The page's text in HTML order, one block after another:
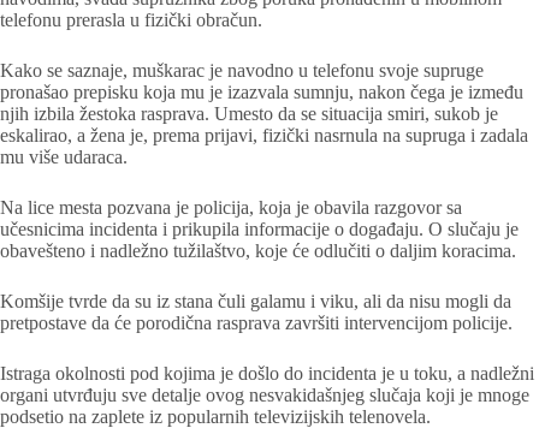
telefonu prerasla u fizički obračun.
Kako se saznaje, muškarac je navodno u telefonu svoje supruge
pronašao prepisku koja mu je izazvala sumnju, nakon čega je između
njih izbila žestoka rasprava. Umesto da se situacija smiri, sukob je
eskalirao, a žena je, prema prijavi, fizički nasrnula na supruga i zadala
mu više udaraca.
Na lice mesta pozvana je policija, koja je obavila razgovor sa
učesnicima incidenta i prikupila informacije o događaju. O slučaju je
obavešteno i nadležno tužilaštvo, koje će odlučiti o daljim koracima.
Komšije tvrde da su iz stana čuli galamu i viku, ali da nisu mogli da
pretpostave da će porodična rasprava završiti intervencijom policije.
Istraga okolnosti pod kojima je došlo do incidenta je u toku, a nadležni
organi utvrđuju sve detalje ovog nesvakidašnjeg slučaja koji je mnoge
podsetio na zaplete iz popularnih televizijskih telenovela.